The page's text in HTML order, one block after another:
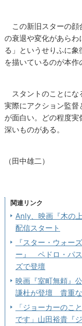
この新旧スターの顔
の衰退や変化があら
る」というせりふに
を描いているのが本作
スタントのことにな
実際にアクション監
が面白い。どの程度
深いものがある。
（田中雄二）
関連リンク
Anly、映画『木の
配信スタート
『スター・ウォー
ー』 ペドロ・パス
ズで登壇
映画『室町無頼』
謙杜が登壇 貴重な
「ジョーカーのこ
です」山田裕貴『